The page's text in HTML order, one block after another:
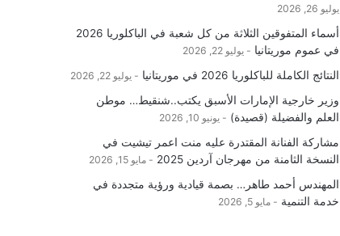
يوليو 26, 2026
أسماء المتفوقين الثلاثة من كل شعبة في الباكلوريا 2026
في عموم موريتانيا
يوليو 22, 2026
النتائج الكاملة للباكلوريا 2026 في موريتانيا يوليو 22, 2026
وزير خارجية الإمارات الأسبق يكتب..شنقيط… موطن
العلم والفضيلة (قصيدة)
يونيو 10, 2026
مشاركة الفنانة المقتدرة عليه منت اعمر تيشيت في
النسخة الثامنة من مهرجان آردين 2025
مايو 15, 2026
المهندس أحمد طاهر… بصمة قيادية ورؤية متجددة في
خدمة التنمية
مايو 5, 2026